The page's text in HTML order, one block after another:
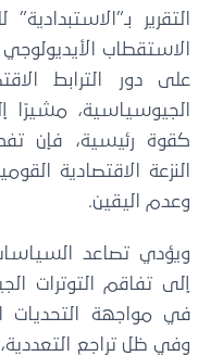
التقرير
الاستقطاب
على دور الترابط
الجيوسياسية، مشيرًا
كقوة رئيسية، فإن
النزعة الاقتصادية
وعدم اليقين.
ويؤدي تصاعد السياسات
إلى تفاقم التوترات
في مواجهة التحديات
وفي ظل تراجع